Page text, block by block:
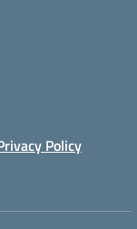
Policy